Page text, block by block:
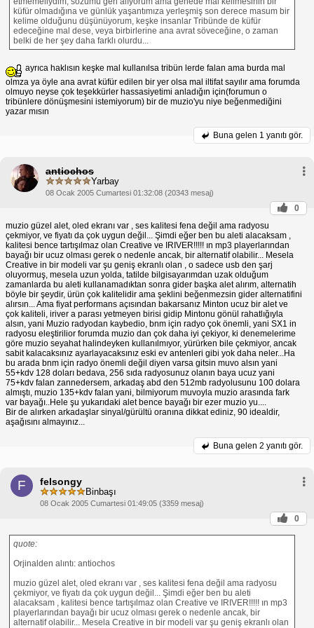
küfür olmadığına ve günlük yaşantımıza yerleşmiş son derece masum bir
kelime olduğunu düşünüyorum, keşke insanlar Tribünde de küfür
edeceğine mal dese, veya birbirlerine ana avrat söveceğine, o zaman
belki de her şey daha farklı olurdu...
ayrıca haklısın keşke mal kullanılsa tribün lerde falan ama burda mal
olmza ya öyle ana avrat küfür edilen bir yer olsa mal iltifat sayılır ama forumda
olmuyo neyse çok teşekkürler hassasiyetimi anladığın için(forumun o
tribünlere dönüşmesini istemiyorum) bir de muzio'yu niye beğenmediğini
yazar mısın
Buna gelen 1 yanıtı gör.
antiochos
Yarbay
08 Ocak 2005 Cumartesi 01:32:08 (20343 mesaj)
0
muzio güzel alet, oled ekranı var , ses kalitesi fena değil ama radyosu
çekmiyor, ve fiyatı da çok uygun değil... Şimdi eğer ben bu aleti alacaksam ,
kalitesi bence tartışılmaz olan Creative ve IRIVER!!!!! ın mp3 playerlarından
bayağı bir ucuz olması gerek o nedenle ancak, bir alternatif olabilir... Mesela
Creative in bir modeli var şu geniş ekranlı olan , o sadece usb den şarj
oluyormuş, mesela uzun yolda, tatilde bilgisayarımdan uzak olduğum
zamanlarda bu aleti kullanamadıktan sonra gider başka alet alırım, alternatih
böyle bir şeydir, ürün çok kalitelidir ama şeklini beğenmezsin gider alternatifini
alırsın... Ama fiyat performans açısından bakarsanız Minton ucuz bir alet ve
çok kaliteli, iriver a parası yetmeyen birisi gidip Mintonu gönül rahatlığıyla
alsın, yani Muzio radyodan kaybedio, bnm için radyo çok önemli, yani SX1 in
radyosu eleştirilior forumda muzio dan çok daha iyi çekiyor, ki denemelerime
göre muzio seyahat halindeyken kullanılmıyor, yürürken bile çekmiyor, ancak
sabit kalacaksınız ayarlayacaksınız eski ev antenleri gibi yok daha neler...Ha
bu arada bnm için radyo önemli değil diyen varsa gitsin muvo alsın yani
55+kdv 128 doları bedava, 256 sıda radyosunuz olanın baya ucuz yani
75+kdv falan zannedersem, arkadaş abd den 512mb radyolusunu 100 dolara
almıştı, muzio 135+kdv falan yani, bilmiyorum muvoyla muzio arasında fark
var bayağı..Hele şu yukarıdaki alet bence bayağı bir ezer muzio yu....
Bir de alırken arkadaşlar sinyal/gürültü oranına dikkat ediniz, 90 idealdir,
aşağısını almayınız...
Buna gelen 2 yanıtı gör.
F felsongy
Binbaşı
08 Ocak 2005 Cumartesi 01:49:05 (3359 mesaj)
0
quote:
Orjinalden alıntı: antiochos
muzio güzel alet, oled ekranı var , ses kalitesi fena değil ama radyosu
çekmiyor, ve fiyatı da çok uygun değil... Şimdi eğer ben bu aleti
alacaksam , kalitesi bence tartışılmaz olan Creative ve IRIVER!!!!! ın mp3
playerlarından bayağı bir ucuz olması gerek o nedenle ancak, bir
alternatif olabilir... Mesela Creative in bir modeli var şu geniş ekranlı olan